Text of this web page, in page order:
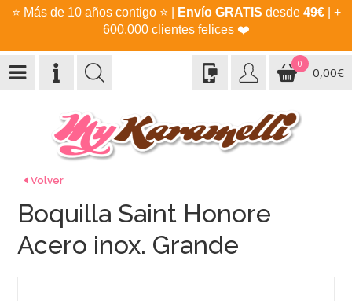
⭐ Más de 10 años contigo ⭐ Envío GRATIS desde 49€| +
600.000 clientes felices ❤️
0
0,00€
Volver
Boquilla Saint Honore
Acero inox. Grande